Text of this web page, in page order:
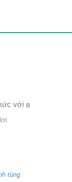
với ạ
tùng